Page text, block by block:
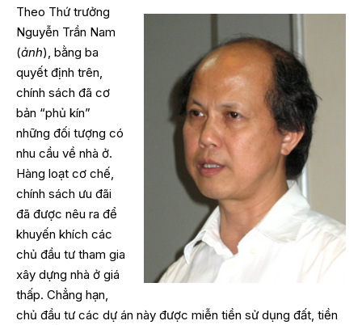
Theo Thứ trưởng
Nguyễn Trần Nam
(ảnh), bằng ba
quyết định trên,
chính sách đã cơ
bản “phủ kín”
những đối tượng có
nhu cầu về nhà ở.
Hàng loạt cơ chế,
chính sách ưu đãi
đã được nêu ra để
khuyến khích các
chủ đầu tư tham gia
xây dựng nhà ở giá
thấp. Chẳng hạn,
chủ đầu tư các dự án này được miễn tiền sử dụng đất, tiền